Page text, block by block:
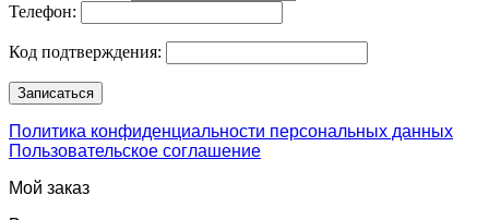
Телефон:
Код подтверждения:
Политика конфиденциальности персональных данных
Пользовательское соглашение
Мой заказ